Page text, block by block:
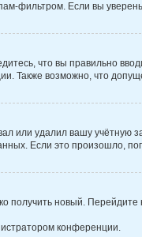
фильтром. Если вы
что вы правильно
Также возможно, что
или удалил вашу
Если это произошло,
получить новый.
конференции.